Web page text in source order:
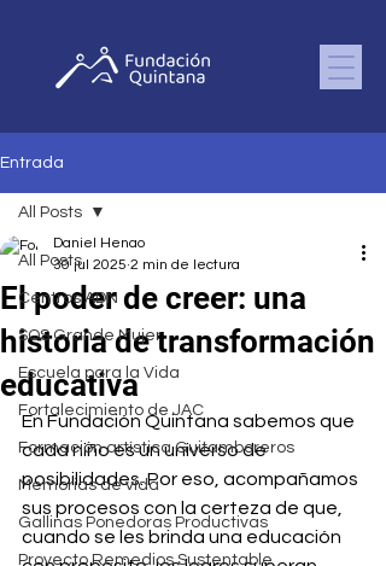
Entrada
All Posts
Centros ADN
SOS Grande Mujer
Escuela para la Vida
Fortalecimiento de JAC
Formación artística Guitamboreros
Memorias de vida
Gallinas Ponedoras Productivas
Proyecto Remedios Sustentable
All Posts
El poder de creer: una
historia de transformación
educativa
Daniel Henao
30 jul 2025 2 min de lectura
En Fundación Quintana sabemos que
cada niño es un universo de
posibilidades. Por eso, acompañamos
sus procesos con la certeza de que,
cuando se les brinda una educación